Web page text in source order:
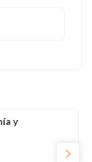
y